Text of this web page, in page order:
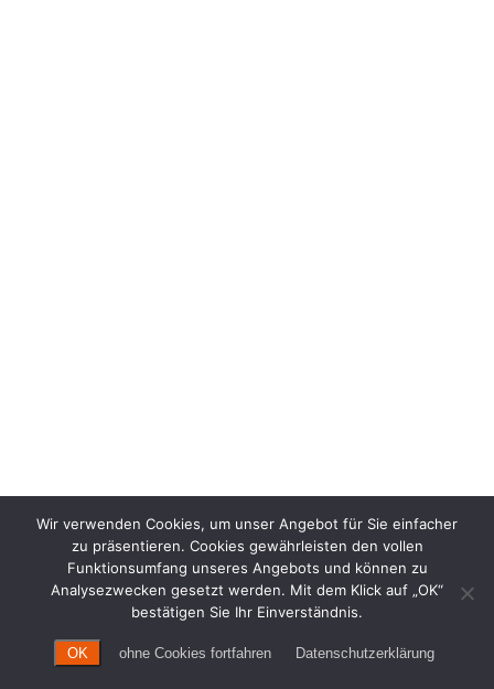
Wir verwenden Cookies, um unser Angebot für Sie einfacher
zu präsentieren. Cookies gewährleisten den vollen
Funktionsumfang unseres Angebots und können zu
Analysezwecken gesetzt werden. Mit dem Klick auf „OK“
bestätigen Sie Ihr Einverständnis.
OK ohne Cookies fortfahren Datenschutzerklärung